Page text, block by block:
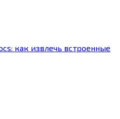
как извлечь встроенные